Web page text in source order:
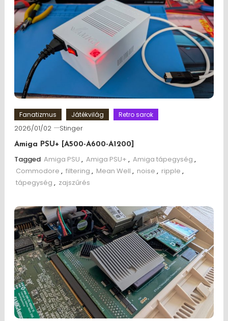
Fanatizmus Játékvilág Retro sarok
2026/01/02 Stinger
Amiga PSU+ [A500-A600-A1200]
Tagged Amiga PSU , Amiga PSU+ , Amiga tápegység ,
Commodore , filtering , Mean Well , noise , ripple ,
tápegység , zajszűrés